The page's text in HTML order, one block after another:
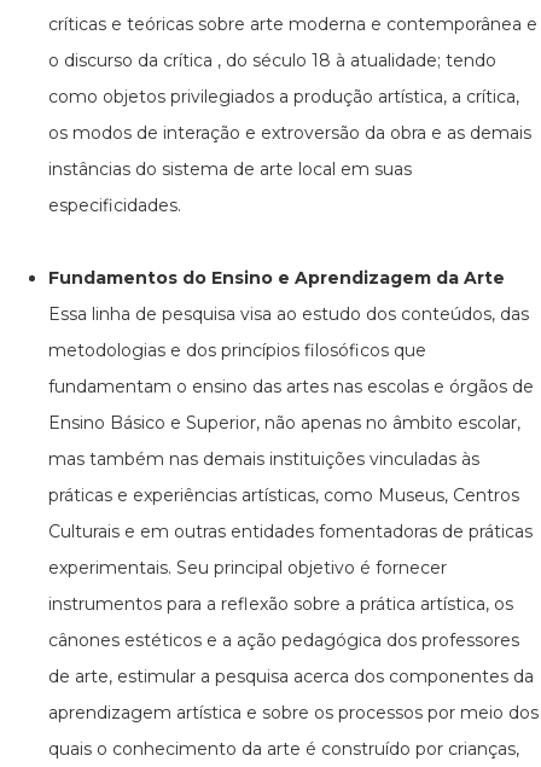
críticas e teóricas sobre arte moderna e contemporânea e
o discurso da crítica , do século 18 à atualidade; tendo
como objetos privilegiados a produção artística, a crítica,
os modos de interação e extroversão da obra e as demais
instâncias do sistema de arte local em suas
especificidades.
Fundamentos do Ensino e Aprendizagem da Arte
Essa linha de pesquisa visa ao estudo dos conteúdos, das
metodologias e dos princípios filosóficos que
fundamentam o ensino das artes nas escolas e órgãos de
Ensino Básico e Superior, não apenas no âmbito escolar,
mas também nas demais instituições vinculadas às
práticas e experiências artísticas, como Museus, Centros
Culturais e em outras entidades fomentadoras de práticas
experimentais. Seu principal objetivo é fornecer
instrumentos para a reflexão sobre a prática artística, os
cânones estéticos e a ação pedagógica dos professores
de arte, estimular a pesquisa acerca dos componentes da
aprendizagem artística e sobre os processos por meio dos
quais o conhecimento da arte é construído por crianças,